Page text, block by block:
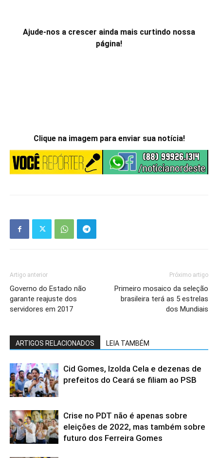
Ajude-nos a crescer ainda mais curtindo nossa
página!
Clique na imagem para enviar sua notícia!
Artigo anterior
Governo do Estado não
garante reajuste dos
servidores em 2017
Próximo artigo
Primeiro mosaico da seleção
brasileira terá as 5 estrelas
dos Mundiais
ARTIGOS RELACIONADOS LEIA TAMBÉM
Cid Gomes, Izolda Cela e dezenas de
prefeitos do Ceará se filiam ao PSB
Crise no PDT não é apenas sobre
eleições de 2022, mas também sobre
futuro dos Ferreira Gomes